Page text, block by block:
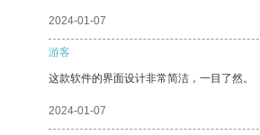
2024-01-07
游客
这款软件的界面设计非常简洁，一目了然。
2024-01-07